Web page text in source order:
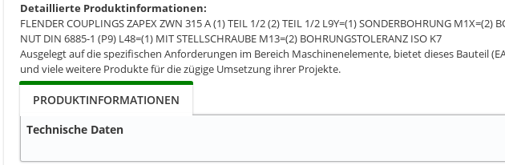
Detaillierte Produktinformationen:
FLENDER COUPLINGS ZAPEX ZWN 315 A (1) TEIL 1/2 (2) TEIL 1/2 L9Y=(1) SONDERBOHRUNG
NUT DIN 6885-1 (P9) L48=(1) MIT STELLSCHRAUBE M13=(2) BOHRUNGSTOLERANZ ISO K7
Ausgelegt auf die spezifischen Anforderungen im Bereich Maschinenelemente, bietet dieses Bauteil
und viele weitere Produkte für die zügige Umsetzung ihrer Projekte.
PRODUKTINFORMATIONEN
Technische Daten